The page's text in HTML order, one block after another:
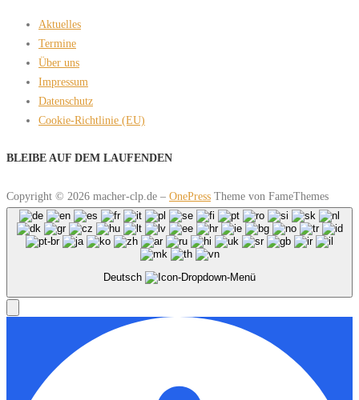
Aktuelles
Termine
Über uns
Impressum
Datenschutz
Cookie-Richtlinie (EU)
BLEIBE AUF DEM LAUFENDEN
Copyright © 2026 macher-clp.de – OnePress Theme von FameThemes
Deutsch